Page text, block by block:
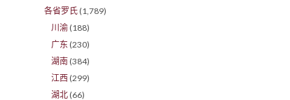
各省罗氏 (1,789)
川渝 (188)
广东 (230)
湖南 (384)
江西 (299)
湖北 (66)